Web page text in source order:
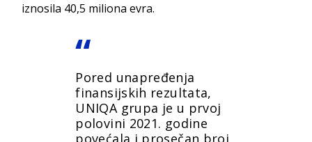
iznosila 40,5 miliona evra.
Pored unapređenja
finansijskih rezultata,
UNIQA grupa je u prvoj
polovini 2021. godine
povećala i prosečan broj